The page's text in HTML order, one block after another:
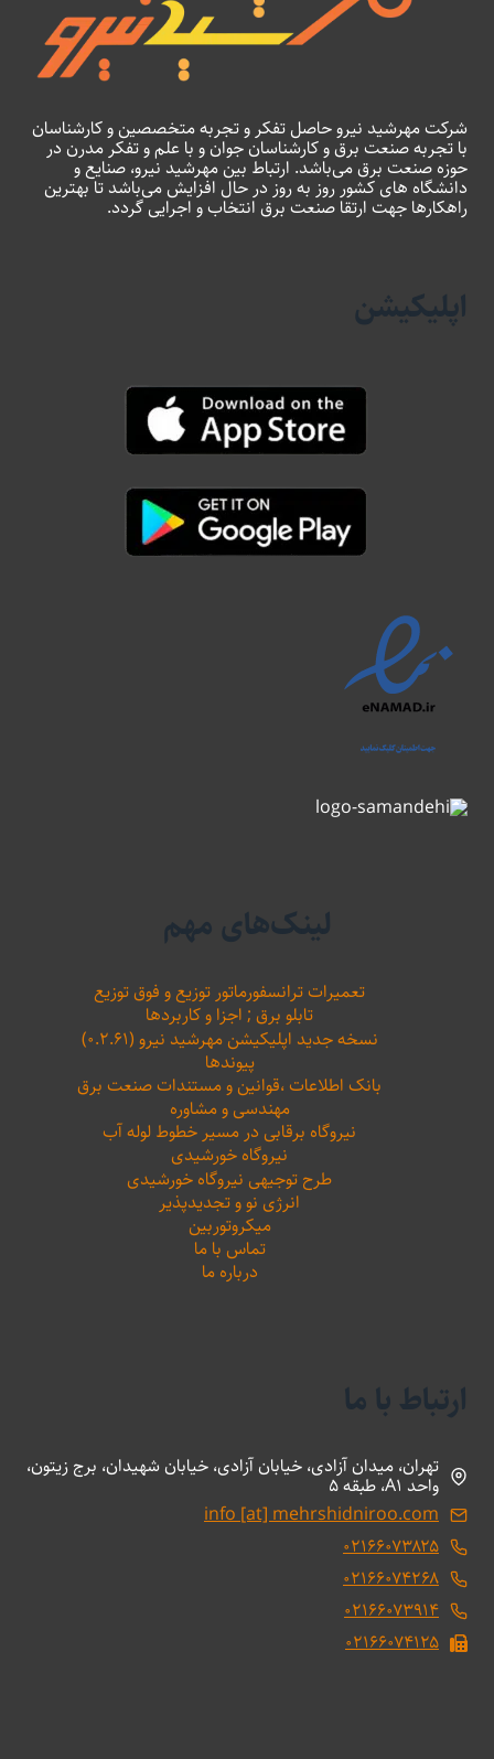
شرکت مهرشید نیرو حاصل تفکر و تجربه متخصصین و کارشناسان
با تجربه صنعت برق و کارشناسان جوان و با علم و تفکر مدرن در
حوزه صنعت برق می‌باشد. ارتباط بین مهرشید نیرو، صنایع و
دانشگاه های کشور روز به روز در حال افزایش می‌باشد تا بهترین
راهکارها جهت ارتقا صنعت برق انتخاب و اجرایی گردد.
اپلیکیشن
لینک‌های مهم
تعمیرات ترانسفورماتور توزیع و فوق توزیع
تابلو برق ; اجزا و کاربردها
نسخه جدید اپلیکیشن مهرشید نیرو (۰.۲.۶۱)
پیوندها
بانک اطلاعات ،‌قوانین و مستندات صنعت برق
مهندسی و مشاوره
نیروگاه برقابی در مسیر خطوط لوله آب
نیروگاه خورشیدی
طرح توجیهی نیروگاه خورشیدی
انرژی نو و تجدیدپذیر
میکروتوربین
تماس با ما
درباره ما
ارتباط با ما
تهران، میدان آزادی، خیابان آزادی، خیابان شهیدان، برج زیتون،
واحد A1، طبقه 5
info [at] mehrshidniroo.com
۰۲۱۶۶۰۷۳۸۲۵
۰۲۱۶۶۰۷۴۲۶۸
۰۲۱۶۶۰۷۳۹۱۴
۰۲۱۶۶۰۷۴۱۲۵